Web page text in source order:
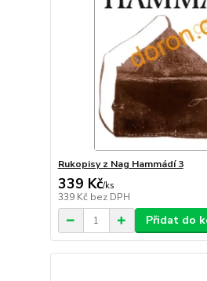
Rukopisy z Nag Hammádí 3
339 Kč/ks
339 Kč bez DPH
Přidat do